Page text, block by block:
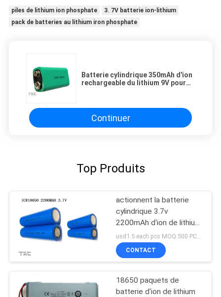
piles de lithium ion phosphate
3. 7V batterie ion-lithium
pack de batteries au lithium iron phosphate
Batterie cylindrique 350mAh d'ion
rechargeable du lithium 9V pour
Continuer
Top Produits
actionnent la batterie
cylindrique 3.7v
2200mAh d'ion de lithium
de la banque 3-5C 18650usd1.5 each pcs MOQ:500 PCs pour la cellule, 50pack pour des paquets de batterie
CONTACT
18650 paquets de
batterie d'ion de lithium